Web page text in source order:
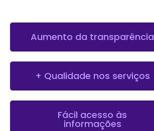
Aumento da transparência
+ Qualidade nos serviços
Fácil acesso às
informações